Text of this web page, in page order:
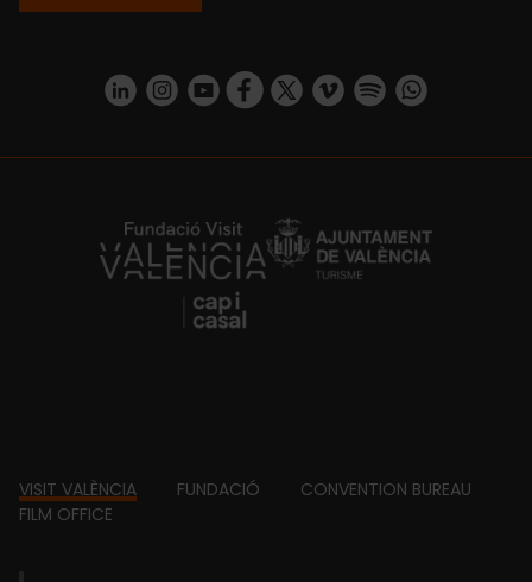
https://www.linkedin.com/company/turismo-valencia/mycompany/
https://www.instagram.com/visit_valencia/
https://www.youtube.com/user/
https://www.facebook.com/
https://twitter.com/
https://vimeo.com/
https://https://api.whatsapp.com/
https://fundacion.visitvalencia.com/
Footer
VISIT VALÈNCIA FUNDACIÓ
CONVENTION BUREAU
FILM OFFICE